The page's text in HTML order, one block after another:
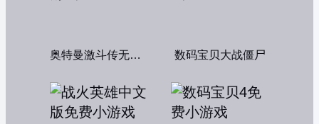
奥特曼激斗传无敌版 数码宝贝大战僵尸